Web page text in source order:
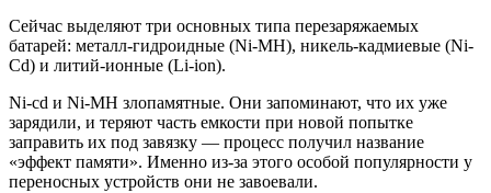
Сейчас выделяют три основных типа перезаряжаемых
батарей: металл-гидроидные (Ni-MH), никель-кадмиевые (Ni-
Cd) и литий-ионные (Li-ion).
Ni-cd и Ni-MH злопамятные. Они запоминают, что их уже
зарядили, и теряют часть емкости при новой попытке
заправить их под завязку — процесс получил название
«эффект памяти». Именно из-за этого особой популярности у
переносных устройств они не завоевали.